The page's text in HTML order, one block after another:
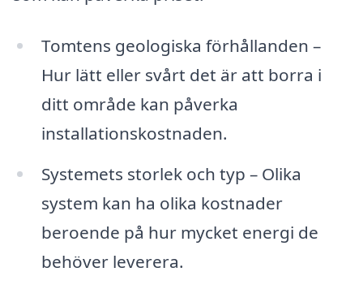
Tomtens geologiska förhållanden –
Hur lätt eller svårt det är att borra i
ditt område kan påverka
installationskostnaden.
Systemets storlek och typ – Olika
system kan ha olika kostnader
beroende på hur mycket energi de
behöver leverera.